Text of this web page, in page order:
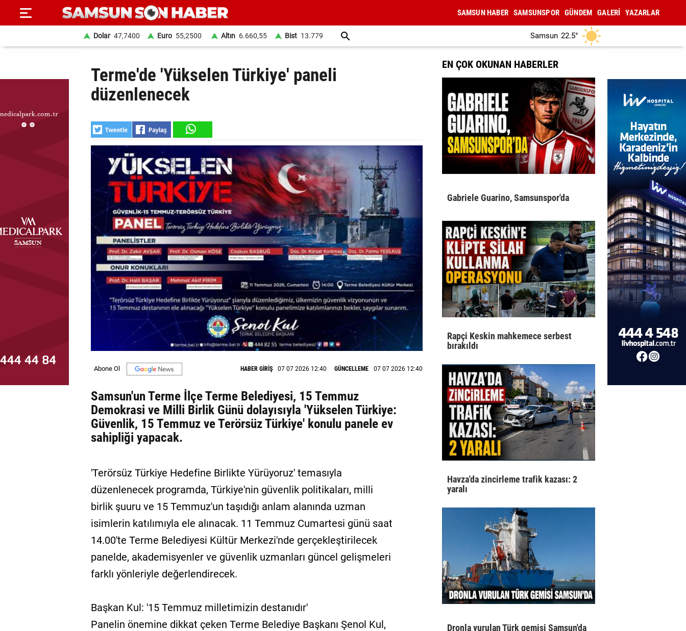
SAYFA
HABER
DÜNYA
MAGAZİN
Künye
İletişim
SAMSUN HABER SAMSUNSPOR GÜNDEM GALERİ YAZARLAR
Dolar 47,7400 Euro 55,2500 Altın 6.660,55 Bist 13.779 Samsun 22.5°
Terme'de 'Yükselen Türkiye' paneli
düzenlenecek
HABER GİRİŞ 07 07 2026 12:40 GÜNCELLEME 07 07 2026 12:40
Samsun'un Terme İlçe Terme Belediyesi, 15 Temmuz
Demokrasi ve Milli Birlik Günü dolayısıyla 'Yükselen Türkiye:
Güvenlik, 15 Temmuz ve Terörsüz Türkiye' konulu panele ev
sahipliği yapacak.
'Terörsüz Türkiye Hedefine Birlikte Yürüyoruz' temasıyla
düzenlenecek programda, Türkiye'nin güvenlik politikaları, milli
birlik şuuru ve 15 Temmuz'un taşıdığı anlam alanında uzman
isimlerin katılımıyla ele alınacak. 11 Temmuz Cumartesi günü saat
14.00'te Terme Belediyesi Kültür Merkezi'nde gerçekleştirilecek
panelde, akademisyenler ve güvenlik uzmanları güncel gelişmeleri
farklı yönleriyle değerlendirecek.
Başkan Kul: '15 Temmuz milletimizin destanıdır'
Panelin önemine dikkat çeken Terme Belediye Başkanı Şenol Kul,
EN ÇOK OKUNAN HABERLER
Gabriele Guarino, Samsunspor'da
Rapçi Keskin mahkemece serbest
bırakıldı
Havza'da zincirleme trafik kazası: 2
yaralı
Dronla vurulan Türk gemisi Samsun'da